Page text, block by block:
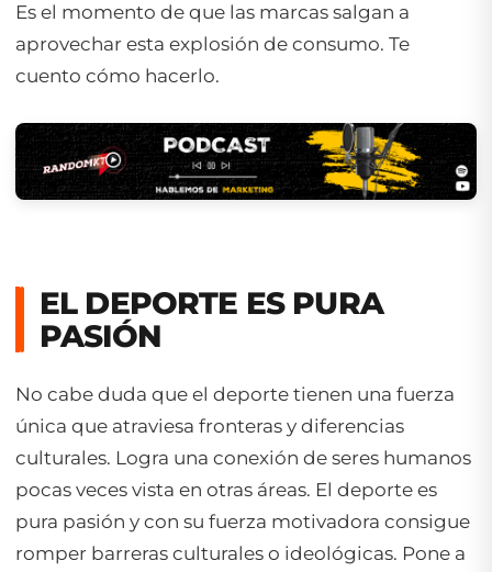
Es el momento de que las marcas salgan a
aprovechar esta explosión de consumo. Te
cuento cómo hacerlo.
EL DEPORTE ES PURA
PASIÓN
No cabe duda que el deporte tienen una fuerza
única que atraviesa fronteras y diferencias
culturales. Logra una conexión de seres humanos
pocas veces vista en otras áreas. El deporte es
pura pasión y con su fuerza motivadora consigue
romper barreras culturales o ideológicas. Pone a